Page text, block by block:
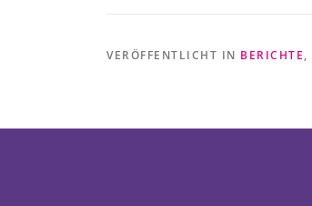
VERÖFFENTLICHT IN BERICHTE,